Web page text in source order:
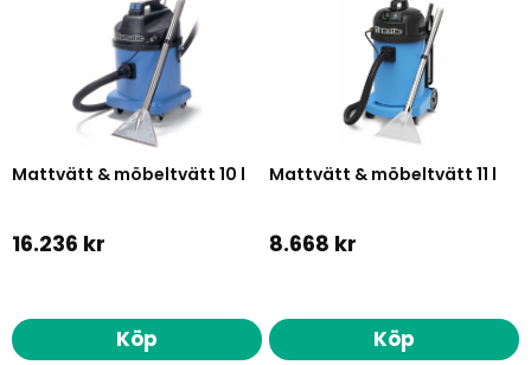
Mattvätt & möbeltvätt 10 l
16.236 kr
Köp
Mattvätt & möbeltvätt 11 l
8.668 kr
Köp